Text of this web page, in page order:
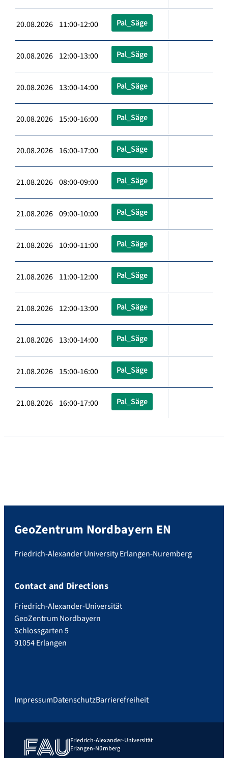
20.08.2026 11:00-12:00 Pal_Säge
20.08.2026 12:00-13:00 Pal_Säge
20.08.2026 13:00-14:00 Pal_Säge
20.08.2026 15:00-16:00 Pal_Säge
20.08.2026 16:00-17:00 Pal_Säge
21.08.2026 08:00-09:00 Pal_Säge
21.08.2026 09:00-10:00 Pal_Säge
21.08.2026 10:00-11:00 Pal_Säge
21.08.2026 11:00-12:00 Pal_Säge
21.08.2026 12:00-13:00 Pal_Säge
21.08.2026 13:00-14:00 Pal_Säge
21.08.2026 15:00-16:00 Pal_Säge
21.08.2026 16:00-17:00 Pal_Säge
GeoZentrum Nordbayern EN
Friedrich-Alexander University Erlangen-Nuremberg
Contact and Directions
Friedrich-Alexander-Universität
GeoZentrum Nordbayern
Schlossgarten 5
91054 Erlangen
ImpressumDatenschutzBarrierefreiheit
Friedrich-Alexander-Universität
Erlangen-Nürnberg